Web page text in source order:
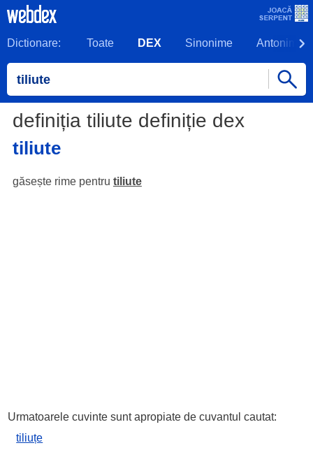
Dictionare: Toate DEX Sinonime Antonime
definiția tiliute definiție dex
tiliute
găsește rime pentru tiliute
Urmatoarele cuvinte sunt apropiate de cuvantul cautat:
tiliuțe